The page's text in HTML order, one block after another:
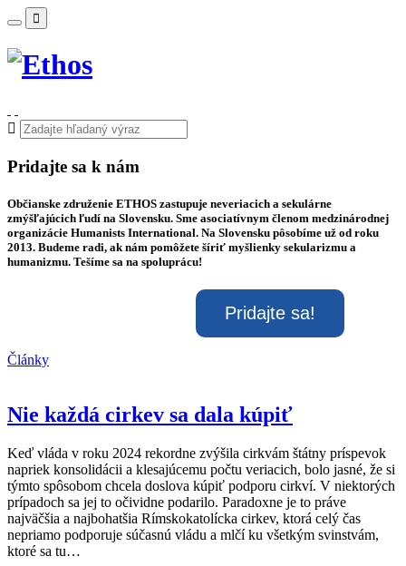
Pridajte sa k nám
Občianske združenie ETHOS zastupuje neveriacich a sekulárne
zmýšľajúcich ľudí na Slovensku. Sme asociatívnym členom medzinárodnej
organizácie Humanists International. Na Slovensku pôsobíme už od roku
2013. Budeme radi, ak nám pomôžete šíriť myšlienky sekularizmu a
humanizmu. Tešíme sa na spoluprácu!
Články
Nie každá cirkev sa dala kúpiť
Keď vláda v roku 2024 rekordne zvýšila cirkvám štátny príspevok
napriek konsolidácii a klesajúcemu počtu veriacich, bolo jasné, že si
týmto spôsobom chcela doslova kúpiť podporu cirkví. V niektorých
prípadoch sa jej to očividne podarilo. Paradoxne je to práve
najväčšia a najbohatšia Rímskokatolícka cirkev, ktorá celý čas
nepriamo podporuje súčasnú vládu a mlčí ku všetkým svinstvám,
ktoré sa tu…